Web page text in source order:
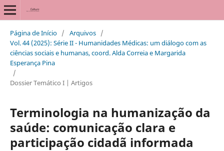
Página de Início / Arquivos /
Vol. 44 (2025): Série II - Humanidades Médicas: um diálogo com as
ciências sociais e humanas, coord. Alda Correia e Margarida
Esperança Pina
/
Dossier Temático I | Artigos
Terminologia na humanização da
saúde: comunicação clara e
participação cidadã informada